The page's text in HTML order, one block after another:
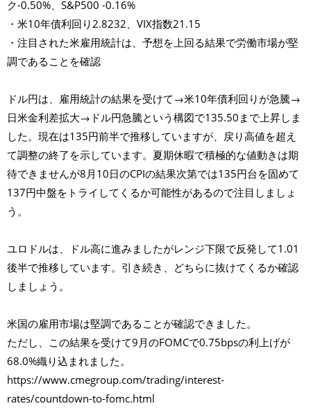
ク-0.50%、S&P500 -0.16%
・米10年債利回り2.8232、VIX指数21.15
・注目された米雇用統計は、予想を上回る結果で労働市場が堅
調であることを確認
ドル円は、雇用統計の結果を受けて→米10年債利回りが急騰→
日米金利差拡大→ドル円急騰という構図で135.50まで上昇しま
した。現在は135円前半で推移していますが、戻り高値を超え
て調整の終了を示しています。夏期休暇で積極的な値動きは期
待できませんが8月10日のCPIの結果次第では135円台を固めて
137円中盤をトライしてくるか可能性があるので注目しましょ
う。
ユロドルは、ドル高に進みましたがレンジ下限で反発して1.01
後半で推移しています。引き続き、どちらに抜けてくるか確認
しましょう。
米国の雇用市場は堅調であることが確認できました。
ただし、この結果を受けて9月のFOMCで0.75bpsの利上げが
68.0%織り込まれました。
https://www.cmegroup.com/trading/interest-
rates/countdown-to-fomc.html